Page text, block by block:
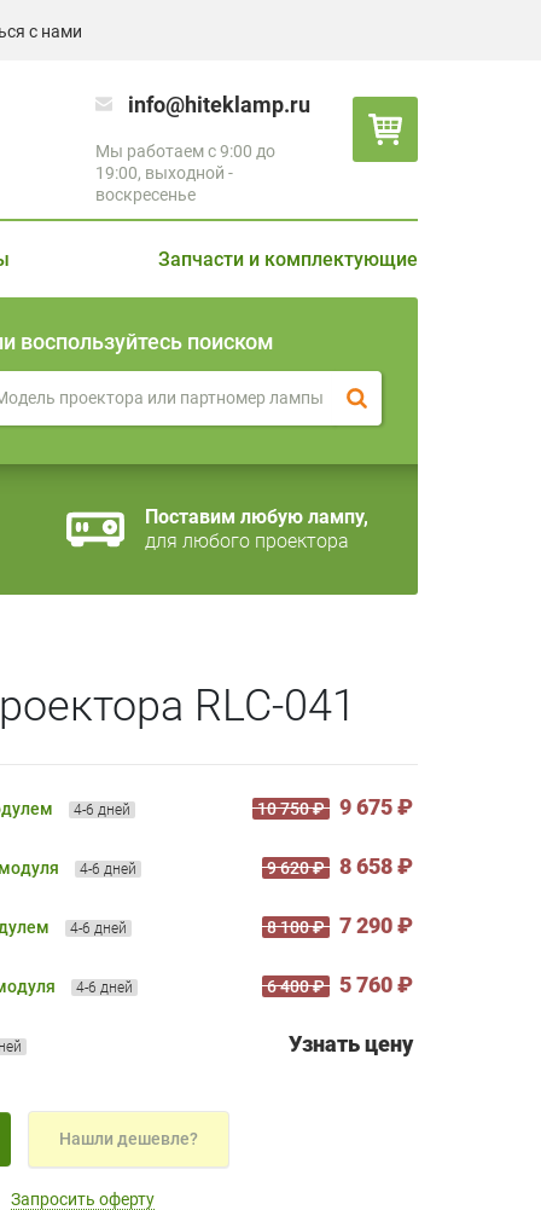
с нами
info@hiteklamp.ru
Мы работаем с 9:00 до
19:00, выходной -
воскресенье
Запчасти и комплектующие
воспользуйтесь поиском
Поставим любую лампу,
для любого проектора
RLC-041
4-6 дней 10 750 ₽ 9 675 ₽
4-6 дней 9 620 ₽ 8 658 ₽
4-6 дней 8 100 ₽ 7 290 ₽
4-6 дней 6 400 ₽ 5 760 ₽
Узнать цену
Нашли дешевле?
Запросить оферту